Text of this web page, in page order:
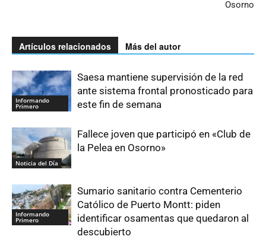
Osorno
Artículos relacionados Más del autor
Informando
Primero
Saesa mantiene supervisión de la red
ante sistema frontal pronosticado para
este fin de semana
Noticia del Día
Fallece joven que participó en «Club de
la Pelea en Osorno»
Informando
Primero
Sumario sanitario contra Cementerio
Católico de Puerto Montt: piden
identificar osamentas que quedaron al
descubierto